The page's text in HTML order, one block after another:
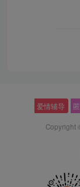
爱情辅导
Copyright